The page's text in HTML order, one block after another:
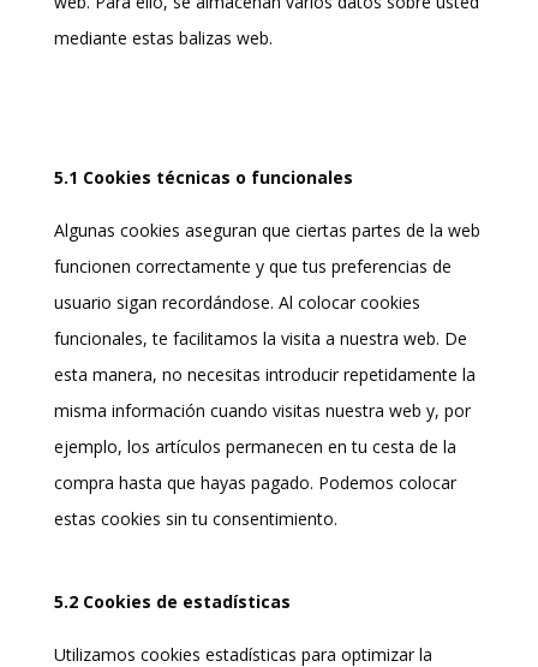
mediante estas balizas web.
5.1 Cookies técnicas o funcionales
Algunas cookies aseguran que ciertas partes de la web
funcionen correctamente y que tus preferencias de
usuario sigan recordándose. Al colocar cookies
funcionales, te facilitamos la visita a nuestra web. De
esta manera, no necesitas introducir repetidamente la
misma información cuando visitas nuestra web y, por
ejemplo, los artículos permanecen en tu cesta de la
compra hasta que hayas pagado. Podemos colocar
estas cookies sin tu consentimiento.
5.2 Cookies de estadísticas
Utilizamos cookies estadísticas para optimizar la